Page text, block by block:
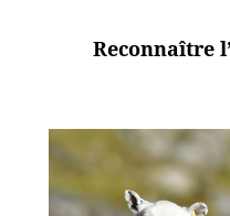
Reconnaître